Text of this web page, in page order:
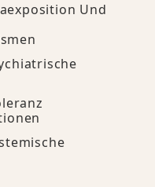
Und